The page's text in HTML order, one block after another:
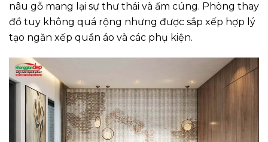
nâu gỗ mang lại sự thư thái và ấm cúng. Phòng thay
đồ tuy không quá rộng nhưng được sắp xếp hợp lý
tạo ngăn xếp quần áo và các phụ kiện.